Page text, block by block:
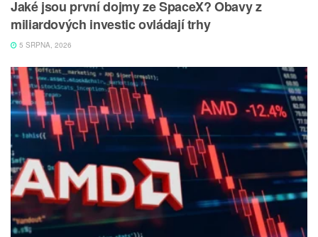
Jaké jsou první dojmy ze SpaceX? Obavy z
miliardových investic ovládají trhy
5 SRPNA, 2026